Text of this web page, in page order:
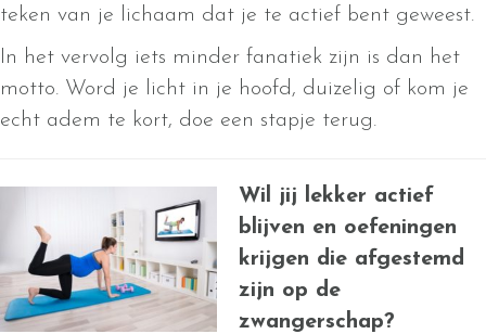
teken van je lichaam dat je te actief bent geweest.
In het vervolg iets minder fanatiek zijn is dan het
motto. Word je licht in je hoofd, duizelig of kom je
echt adem te kort, doe een stapje terug.
Wil jij lekker actief
blijven en oefeningen
krijgen die afgestemd
zijn op de
zwangerschap?